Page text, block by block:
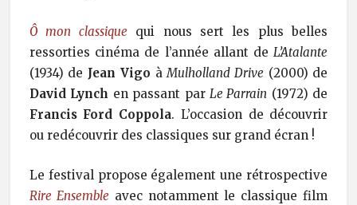
Ô mon classique qui nous sert les plus belles
ressorties cinéma de l’année allant de L’Atalante
(1934) de Jean Vigo à Mulholland Drive (2000) de
David Lynch en passant par Le Parrain (1972) de
Francis Ford Coppola. L’occasion de découvrir
ou redécouvrir des classiques sur grand écran !
Le festival propose également une rétrospective
Rire Ensemble avec notamment le classique film